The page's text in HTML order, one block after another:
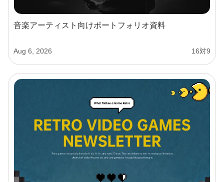
音楽アーティスト向けポートフォリオ資料
Aug 6, 2026 16対9